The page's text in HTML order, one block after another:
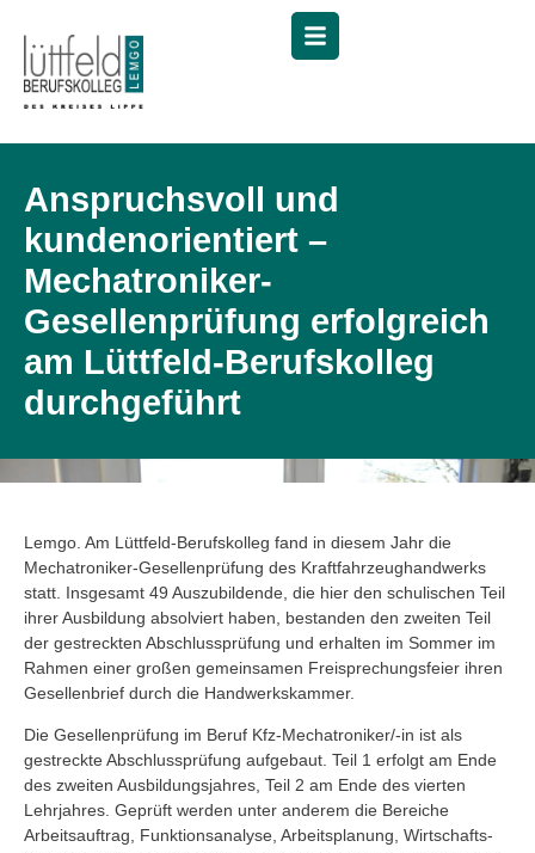
Menü
Anspruchsvoll und
kundenorientiert –
Mechatroniker-
Gesellenprüfung erfolgreich
am Lüttfeld-Berufskolleg
durchgeführt
Lemgo. Am Lüttfeld-Berufskolleg fand in diesem Jahr die
Mechatroniker-Gesellenprüfung des Kraftfahrzeughandwerks
statt. Insgesamt 49 Auszubildende, die hier den schulischen Teil
ihrer Ausbildung absolviert haben, bestanden den zweiten Teil
der gestreckten Abschlussprüfung und erhalten im Sommer im
Rahmen einer großen gemeinsamen Freisprechungsfeier ihren
Gesellenbrief durch die Handwerkskammer.
Die Gesellenprüfung im Beruf Kfz-Mechatroniker/-in ist als
gestreckte Abschlussprüfung aufgebaut. Teil 1 erfolgt am Ende
des zweiten Ausbildungsjahres, Teil 2 am Ende des vierten
Lehrjahres. Geprüft werden unter anderem die Bereiche
Arbeitsauftrag, Funktionsanalyse, Arbeitsplanung, Wirtschafts-